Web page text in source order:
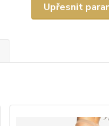
Upřesnit